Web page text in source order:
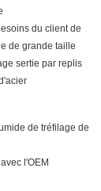
du client de
de grande taille
sertie par replis
de tréfilage de
l'OEM